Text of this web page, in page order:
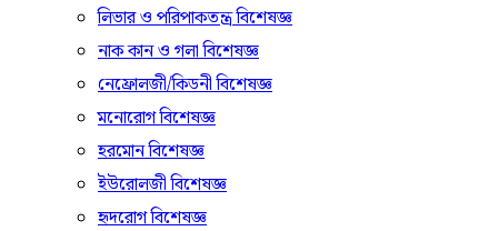
লিভার ও পরিপাকতন্ত্র বিশেষজ্ঞ
নাক কান ও গলা বিশেষজ্ঞ
নেফ্রোলজী/কিডনী বিশেষজ্ঞ
মনোরোগ বিশেষজ্ঞ
হরমোন বিশেষজ্ঞ
ইউরোলজী বিশেষজ্ঞ
হৃদরোগ বিশেষজ্ঞ